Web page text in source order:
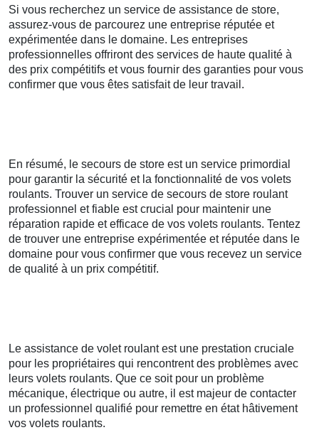
Si vous recherchez un service de assistance de store,
assurez-vous de parcourez une entreprise réputée et
expérimentée dans le domaine. Les entreprises
professionnelles offriront des services de haute qualité à
des prix compétitifs et vous fournir des garanties pour vous
confirmer que vous êtes satisfait de leur travail.
En résumé, le secours de store est un service primordial
pour garantir la sécurité et la fonctionnalité de vos volets
roulants. Trouver un service de secours de store roulant
professionnel et fiable est crucial pour maintenir une
réparation rapide et efficace de vos volets roulants. Tentez
de trouver une entreprise expérimentée et réputée dans le
domaine pour vous confirmer que vous recevez un service
de qualité à un prix compétitif.
Le assistance de volet roulant est une prestation cruciale
pour les propriétaires qui rencontrent des problèmes avec
leurs volets roulants. Que ce soit pour un problème
mécanique, électrique ou autre, il est majeur de contacter
un professionnel qualifié pour remettre en état hâtivement
vos volets roulants.